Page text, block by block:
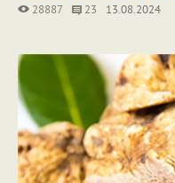
28887 23 13.08.2024